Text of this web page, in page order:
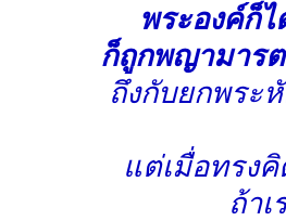
พระองค์ก็
ก็ถูกพญามาร
ถึงกับยกพระ
แต่เมื่อทรง
ถ้า